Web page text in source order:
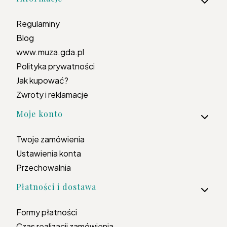
Regulaminy
Blog
www.muza.gda.pl
Polityka prywatności
Jak kupować?
Zwroty i reklamacje
Moje konto
Twoje zamówienia
Ustawienia konta
Przechowalnia
Płatności i dostawa
Formy płatności